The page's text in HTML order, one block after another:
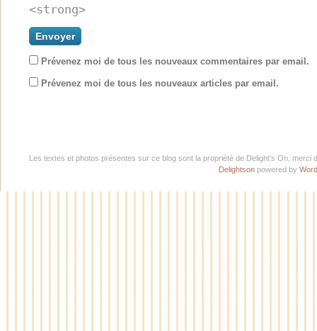
<strong>
Prévenez moi de tous les nouveaux commentaires par email.
Prévenez moi de tous les nouveaux articles par email.
Les textes et photos présentes sur ce blog sont la propriété de Delight's On,
Delightson powered by